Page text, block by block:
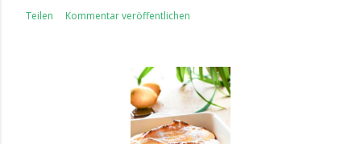
Teilen Kommentar veröffentlichen